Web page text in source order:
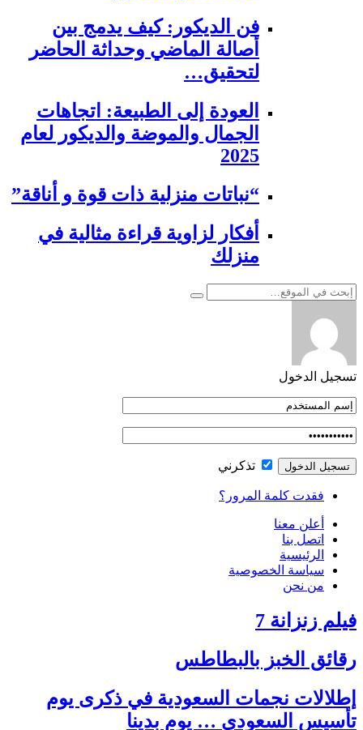
فن الديكور: كيف يدمج بين
أصالة الماضي وحداثة الحاضر
لتحقيق…
العودة إلى الطبيعة: اتجاهات
الجمال والموضة والديكور لعام
2025
“نباتات منزلية ذات قوة و أناقة”
أفكار لزاوية قراءة مثالية في
منزلك
تسجيل الدخول
تذكرني
فقدت كلمة المرور؟
أعلن معنا
اتصل بنا
الرئيسية
سياسة الخصوصية
من نحن
فيلم زنزانة 7
رقائق الخبز بالبطاطس
إطلالات نجمات السعودية في ذكرى يوم
تأسيس السعودي … يوم بدينا